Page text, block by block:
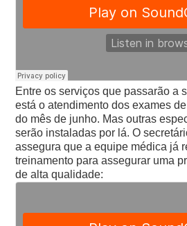
Entre os serviços que passarão a
está o atendimento dos exames
do mês de junho. Mas outras
serão instaladas por lá.O
assegura que a equipe médica já
treinamento para assegurar uma
de alta qualidade: